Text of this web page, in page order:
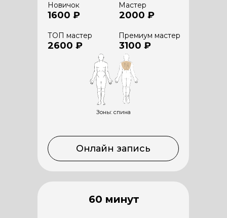
Онлайн запись
2000 ₽
60 минут
Новичок Мастер
1600 ₽
Зоны: спина
3100 ₽
ТОП мастер Премиум мастер
2600 ₽